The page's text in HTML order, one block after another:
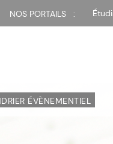
NOS PORTAILS :
ÉVÈNEMENTIEL